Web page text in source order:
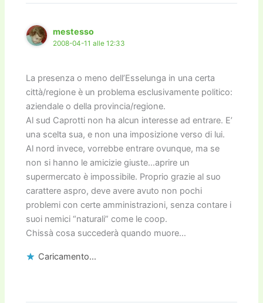
mestesso
2008-04-11 alle 12:33
La presenza o meno dell’Esselunga in una certa
città/regione è un problema esclusivamente politico:
aziendale o della provincia/regione.
Al sud Caprotti non ha alcun interesse ad entrare. E’
una scelta sua, e non una imposizione verso di lui.
Al nord invece, vorrebbe entrare ovunque, ma se
non si hanno le amicizie giuste…aprire un
supermercato è impossibile. Proprio grazie al suo
carattere aspro, deve avere avuto non pochi
problemi con certe amministrazioni, senza contare i
suoi nemici “naturali” come le coop.
Chissà cosa succederà quando muore…
Caricamento...